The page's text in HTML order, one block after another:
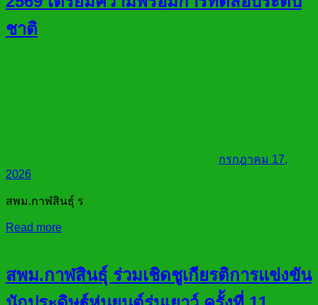
ชาติ
กรกฎาคม 17,
2026
สพม.กาฬสินธุ์ ร
Read more
สพม.กาฬสินธุ์ ร่วมเชิดชูเกียรติการแข่งขัน